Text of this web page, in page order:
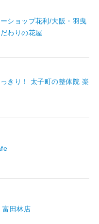
ショップ花利/大阪・羽曳
わりの花屋
きり！ 太子町の整体院 楽
富田林店